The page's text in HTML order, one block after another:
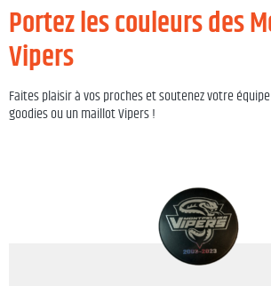
Portez les couleurs des
Vipers
Faites plaisir à vos proches et soutenez votre
goodies ou un maillot Vipers !